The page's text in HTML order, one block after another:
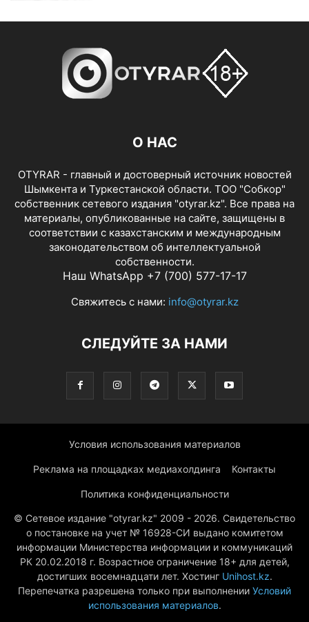
О НАС
OTYRAR - главный и достоверный источник новостей
Шымкента и Туркестанской области. ТОО "Собкор"
собственник сетевого издания "otyrar.kz". Все права на
материалы, опубликованные на сайте, защищены в
соответствии с казахстанским и международным
законодательством об интеллектуальной
собственности.
Наш WhatsApp +7 (700) 577-17-17
Свяжитесь с нами: info@otyrar.kz
СЛЕДУЙТЕ ЗА НАМИ
Условия использования материалов
Реклама на площадках медиахолдинга Контакты
Политика конфиденциальности
© Сетевое издание "otyrar.kz" 2009 - 2026. Свидетельство
о постановке на учет № 16928-СИ выдано комитетом
информации Министерства информации и коммуникаций
РК 20.02.2018 г. Возрастное ограничение 18+ для детей,
достигших восемнадцати лет. Хостинг Unihost.kz.
Перепечатка разрешена только при выполнении Условий
использования материалов.